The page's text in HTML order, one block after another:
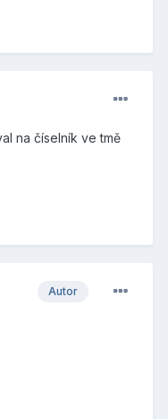
na číselník ve tmě
Autor